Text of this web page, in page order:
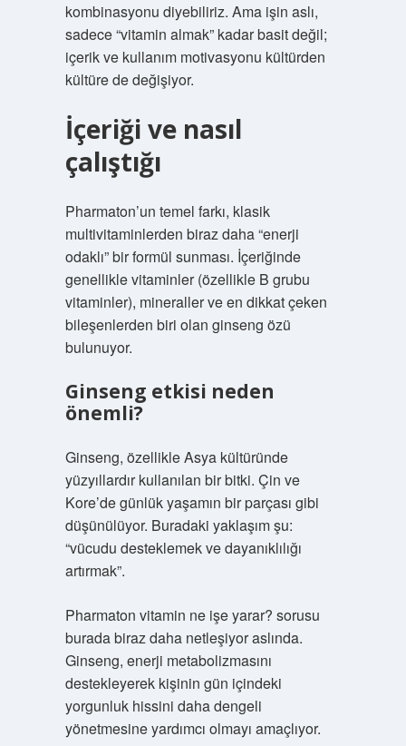
kombinasyonu diyebiliriz. Ama işin aslı,
sadece “vitamin almak” kadar basit değil;
içerik ve kullanım motivasyonu kültürden
kültüre de değişiyor.
İçeriği ve nasıl
çalıştığı
Pharmaton’un temel farkı, klasik
multivitaminlerden biraz daha “enerji
odaklı” bir formül sunması. İçeriğinde
genellikle vitaminler (özellikle B grubu
vitaminler), mineraller ve en dikkat çeken
bileşenlerden biri olan ginseng özü
bulunuyor.
Ginseng etkisi neden
önemli?
Ginseng, özellikle Asya kültüründe
yüzyıllardır kullanılan bir bitki. Çin ve
Kore’de günlük yaşamın bir parçası gibi
düşünülüyor. Buradaki yaklaşım şu:
“vücudu desteklemek ve dayanıklılığı
artırmak”.
Pharmaton vitamin ne işe yarar? sorusu
burada biraz daha netleşiyor aslında.
Ginseng, enerji metabolizmasını
destekleyerek kişinin gün içindeki
yorgunluk hissini daha dengeli
yönetmesine yardımcı olmayı amaçlıyor.